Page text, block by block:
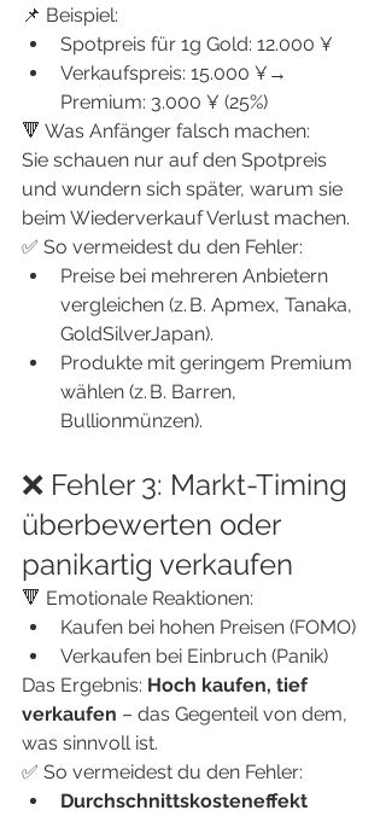
📌 Beispiel:
Spotpreis für 1g Gold: 12.000 ¥
Verkaufspreis: 15.000 ¥→
Premium: 3.000 ¥ (25%)
🔻 Was Anfänger falsch machen:
Sie schauen nur auf den Spotpreis
und wundern sich später, warum sie
beim Wiederverkauf Verlust machen.
✅ So vermeidest du den Fehler:
Preise bei mehreren Anbietern
vergleichen (z. B. Apmex, Tanaka,
GoldSilverJapan).
Produkte mit geringem Premium
wählen (z. B. Barren,
Bullionmünzen).
❌ Fehler 3: Markt-Timing
überbewerten oder
panikartig verkaufen
🔻 Emotionale Reaktionen:
Kaufen bei hohen Preisen (FOMO)
Verkaufen bei Einbruch (Panik)
Das Ergebnis: Hoch kaufen, tief
verkaufen – das Gegenteil von dem,
was sinnvoll ist.
✅ So vermeidest du den Fehler:
Durchschnittskosteneffekt